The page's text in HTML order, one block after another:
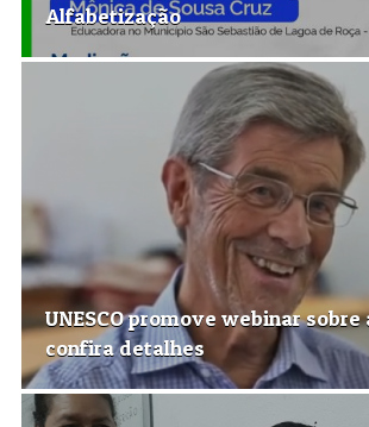
Alfabetização
UNESCO promove webinar
confira detalhes